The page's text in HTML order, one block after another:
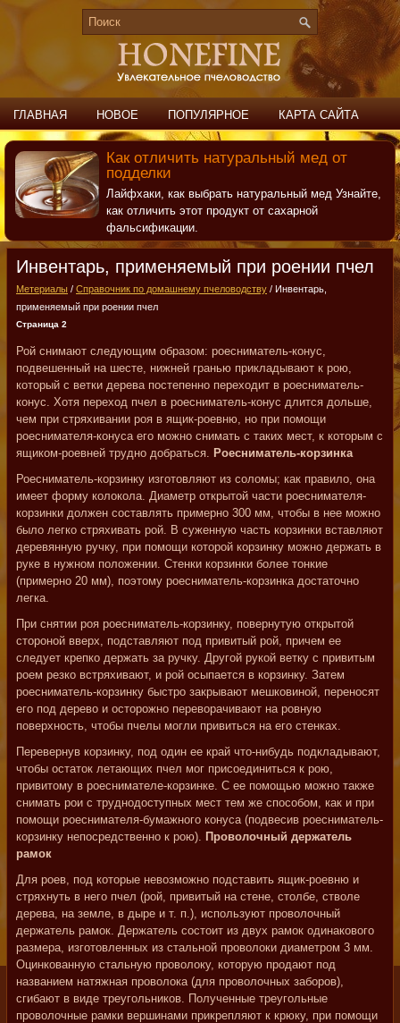
ГЛАВНАЯ НОВОЕ ПОПУЛЯРНОЕ КАРТА САЙТА
ПОИСК КОНТАКТЫ
Как отличить натуральный мед от
подделки
Лайфхаки, как выбрать натуральный мед Узнайте,
как отличить этот продукт от сахарной
фальсификации.
Инвентарь, применяемый при роении пчел
Метериалы / Справочник по домашнему пчеловодству / Инвентарь,
применяемый при роении пчел
Страница 2
Рой снимают следующим образом: роесниматель-конус,
подвешенный на шесте, нижней гранью прикладывают к рою,
который с ветки дерева постепенно переходит в роесниматель-
конус. Хотя переход пчел в роесниматель-конус длится дольше,
чем при стряхивании роя в ящик-роевню, но при помощи
роеснимателя-конуса его можно снимать с таких мест, к которым с
ящиком-роевней трудно добраться. Роесниматель-корзинка
Роесниматель-корзинку изготовляют из соломы; как правило, она
имеет форму колокола. Диаметр открытой части роеснимателя-
корзинки должен составлять примерно 300 мм, чтобы в нее можно
было легко стряхивать рой. В суженную часть корзинки вставляют
деревянную ручку, при помощи которой корзинку можно держать в
руке в нужном положении. Стенки корзинки более тонкие
(примерно 20 мм), поэтому роесниматель-корзинка достаточно
легка.
При снятии роя роесниматель-корзинку, повернутую открытой
стороной вверх, подставляют под привитый рой, причем ее
следует крепко держать за ручку. Другой рукой ветку с привитым
роем резко встряхивают, и рой осыпается в корзинку. Затем
роесниматель-корзинку быстро закрывают мешковиной, переносят
его под дерево и осторожно переворачивают на ровную
поверхность, чтобы пчелы могли привиться на его стенках.
Перевернув корзинку, под один ее край что-нибудь подкладывают,
чтобы остаток летающих пчел мог присоединиться к рою,
привитому в роеснимателе-корзинке. С ее помощью можно также
снимать рои с труднодоступных мест тем же способом, как и при
помощи роеснимателя-бумажного конуса (подвесив роесниматель-
корзинку непосредственно к рою). Проволочный держатель
рамок
Для роев, под которые невозможно подставить ящик-роевню и
стряхнуть в него пчел (рой, привитый на стене, столбе, стволе
дерева, на земле, в дыре и т. п.), используют проволочный
держатель рамок. Держатель состоит из двух рамок одинакового
размера, изготовленных из стальной проволоки диаметром 3 мм.
Оцинкованную стальную проволоку, которую продают под
названием натяжная проволока (для проволочных заборов),
сгибают в виде треугольников. Полученные треугольные
проволочные рамки вершинами прикрепляют к крюку, при помощи